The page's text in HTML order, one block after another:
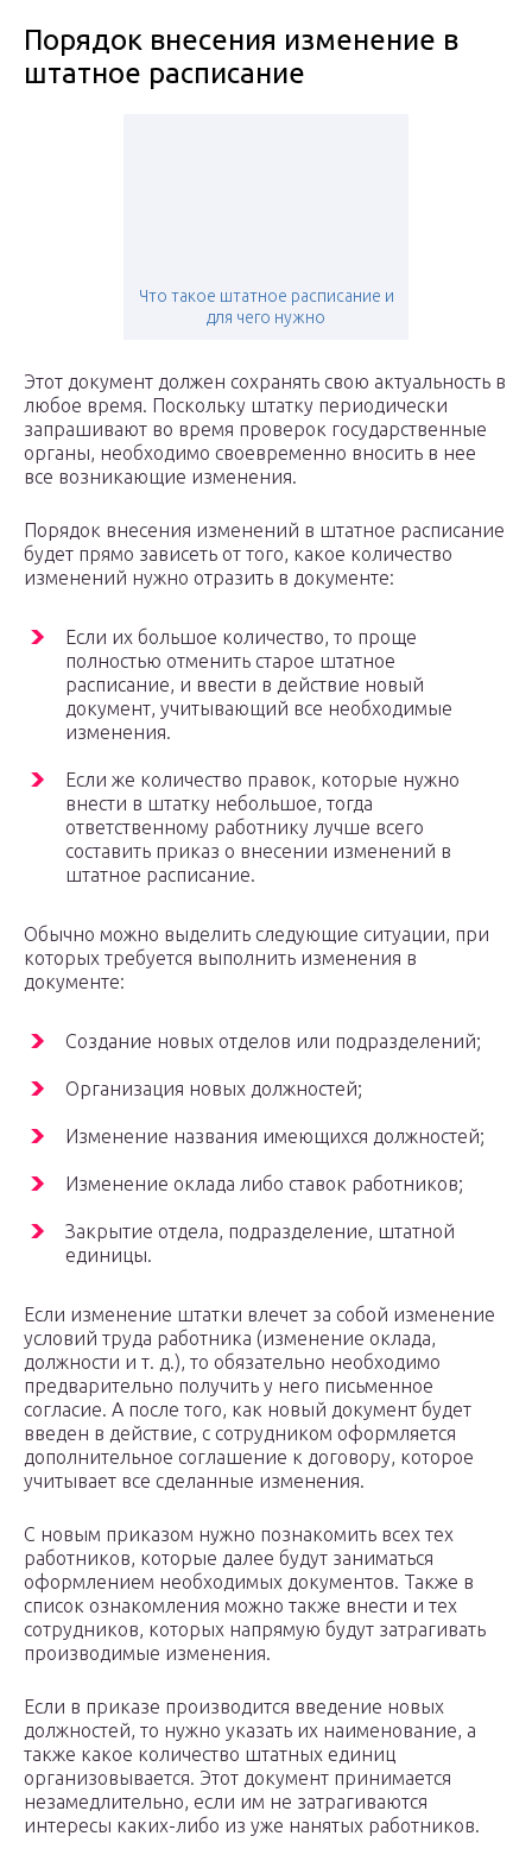
Порядок внесения изменение в
штатное расписание
Что такое штатное расписание и
для чего нужно
Этот документ должен сохранять свою актуальность в
любое время. Поскольку штатку периодически
запрашивают во время проверок государственные
органы, необходимо своевременно вносить в нее
все возникающие изменения.
Порядок внесения изменений в штатное расписание
будет прямо зависеть от того, какое количество
изменений нужно отразить в документе:
Если их большое количество, то проще
полностью отменить старое штатное
расписание, и ввести в действие новый
документ, учитывающий все необходимые
изменения.
Если же количество правок, которые нужно
внести в штатку небольшое, тогда
ответственному работнику лучше всего
составить приказ о внесении изменений в
штатное расписание.
Обычно можно выделить следующие ситуации, при
которых требуется выполнить изменения в
документе:
Создание новых отделов или подразделений;
Организация новых должностей;
Изменение названия имеющихся должностей;
Изменение оклада либо ставок работников;
Закрытие отдела, подразделение, штатной
единицы.
Если изменение штатки влечет за собой изменение
условий труда работника (изменение оклада,
должности и т. д.), то обязательно необходимо
предварительно получить у него письменное
согласие. А после того, как новый документ будет
введен в действие, с сотрудником оформляется
дополнительное соглашение к договору, которое
учитывает все сделанные изменения.
С новым приказом нужно познакомить всех тех
работников, которые далее будут заниматься
оформлением необходимых документов. Также в
список ознакомления можно также внести и тех
сотрудников, которых напрямую будут затрагивать
производимые изменения.
Если в приказе производится введение новых
должностей, то нужно указать их наименование, а
также какое количество штатных единиц
организовывается. Этот документ принимается
незамедлительно, если им не затрагиваются
интересы каких-либо из уже нанятых работников.